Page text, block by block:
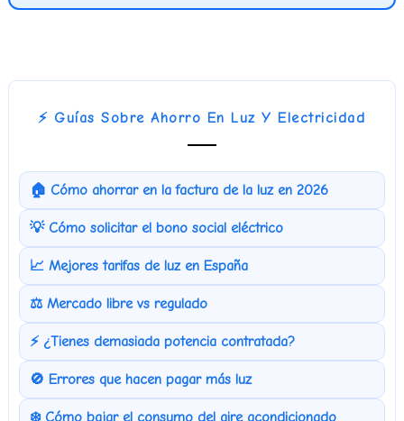
⚡ Guías Sobre Ahorro En Luz Y Electricidad
🏠 Cómo ahorrar en la factura de la luz en 2026
💡 Cómo solicitar el bono social eléctrico
📈 Mejores tarifas de luz en España
⚖️ Mercado libre vs regulado
⚡ ¿Tienes demasiada potencia contratada?
🚫 Errores que hacen pagar más luz
❄️ Cómo bajar el consumo del aire acondicionado